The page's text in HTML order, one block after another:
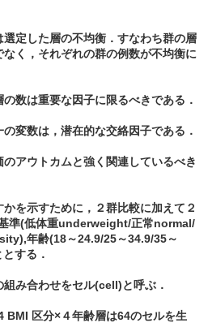
定した層の不均衡．すなわち群の層
く，それぞれの群の例数が不均衡に
数は重要な因子に限るべきである．
変数は，潜在的な交絡因子である．
アウトカムと強く関連しているべき
を示すために，２群比較に加えて２
準(低体重underweight/正常normal/
年齢(18～24.9/25～34.9/35～
する．
み合わせをセル(cell)と呼ぶ．
BMI 区分×４年齢層は64のセルを生